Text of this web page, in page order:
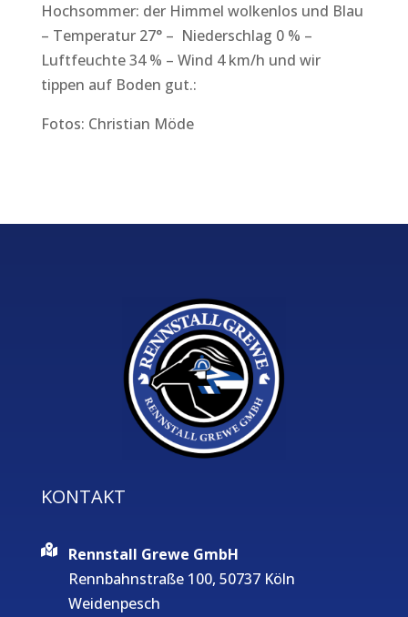
Hochsommer: der Himmel wolkenlos und Blau
– Temperatur 27° – Niederschlag 0 % –
Luftfeuchte 34 % – Wind 4 km/h und wir
tippen auf Boden gut.:
Fotos: Christian Möde
KONTAKT
Rennstall Grewe GmbH
Rennbahnstraße 100, 50737 Köln
Weidenpesch